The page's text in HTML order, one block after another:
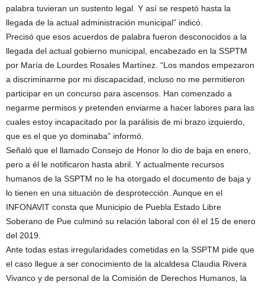
palabra tuvieran un sustento legal. Y así se respetó hasta la
llegada de la actual administración municipal” indicó.
Precisó que esos acuerdos de palabra fueron desconocidos a la
llegada del actual gobierno municipal, encabezado en la SSPTM
por María de Lourdes Rosales Martínez. “Los mandos empezaron
a discriminarme por mi discapacidad, incluso no me permitieron
participar en un concurso para ascensos. Han comenzado a
negarme permisos y pretenden enviarme a hacer labores para las
cuales estoy incapacitado por la parálisis de mi brazo izquierdo,
que es el que yo dominaba” informó.
Señaló que el llamado Consejo de Honor lo dio de baja en enero,
pero a él le notificaron hasta abril. Y actualmente recursos
humanos de la SSPTM no le ha otorgado el documento de baja y
lo tienen en una situación de desprotección. Aunque en el
INFONAVIT consta que Municipio de Puebla Estado Libre
Soberano de Pue culminó su relación laboral con él el 15 de enero
del 2019.
Ante todas estas irregularidades cometidas en la SSPTM pide que
el caso llegue a ser conocimiento de la alcaldesa Claudia Rivera
Vivanco y de personal de la Comisión de Derechos Humanos, la